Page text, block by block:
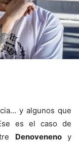
y algunos que
es el caso de
Denovenenoy